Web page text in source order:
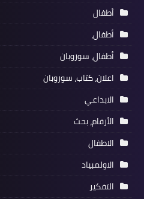
أطفال
أطفال،
أطفال، سوروبان
اعلان، كتاب، سوروبان
الابداعي
الأرقام، بحث
الاطفال
الاولمبياد
التفكير